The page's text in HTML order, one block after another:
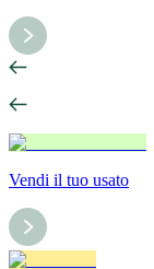
Vendi il tuo usato